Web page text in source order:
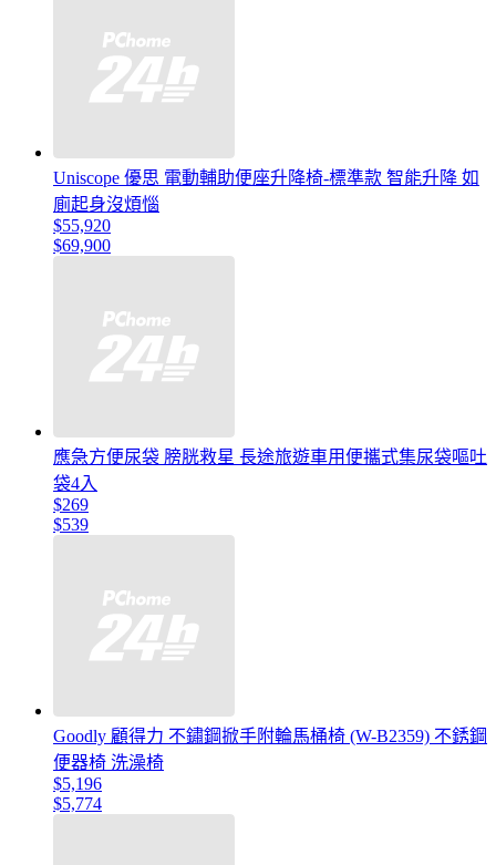
Uniscope 優思 電動輔助便座升降椅-標準款 智能升降 如
廁起身沒煩惱
$55,920
$69,900
應急方便尿袋 膀胱救星 長途旅遊車用便攜式集尿袋嘔吐
袋4入
$269
$539
Goodly 顧得力 不鏽鋼掀手附輪馬桶椅 (W-B2359) 不銹鋼
便器椅 洗澡椅
$5,196
$5,774